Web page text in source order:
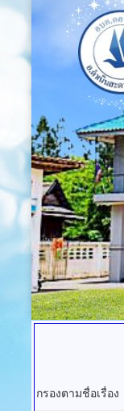
กรองตามชื่อเรื่อง